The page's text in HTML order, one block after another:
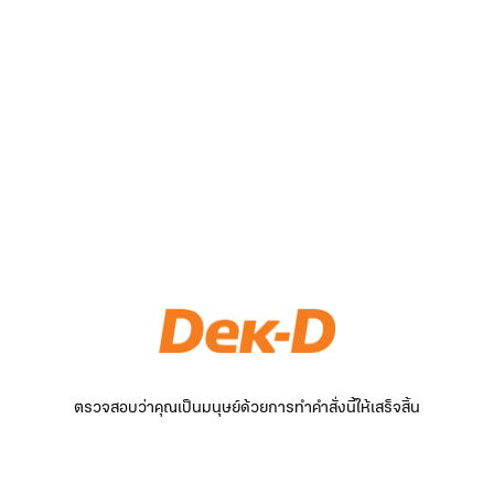
ตรวจสอบว่าคุณเป็นมนุษย์ด้วยการทำคำสั่งนี้ให้เสร็จสิ้น